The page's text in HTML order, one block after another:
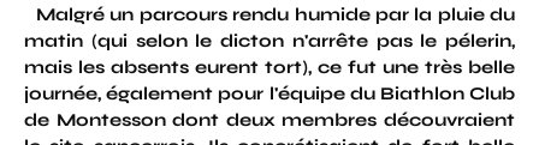
Malgré un parcours rendu humide par la pluie du
matin (qui selon le dicton n'arrête pas le pélerin,
mais les absents eurent tort), ce fut une très belle
journée, également pour l'équipe du Biathlon Club
de Montesson dont deux membres découvraient